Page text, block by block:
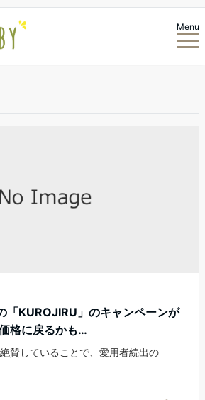
Menu
「KUROJIRU」のキャンペーンが
格に戻るかも…
賛していることで、愛用者続出の